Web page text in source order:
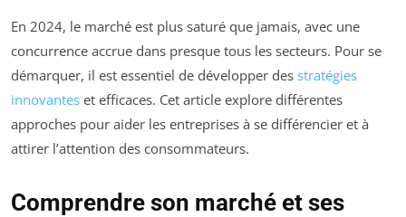
En 2024, le marché est plus saturé que jamais, avec une
concurrence accrue dans presque tous les secteurs. Pour se
démarquer, il est essentiel de développer des stratégies
innovantes et efficaces. Cet article explore différentes
approches pour aider les entreprises à se différencier et à
attirer l’attention des consommateurs.
Comprendre son marché et ses